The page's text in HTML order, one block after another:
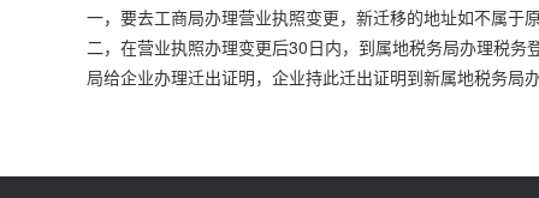
一，要去工商局办理营业执照变更，新迁移的地址如不属于
二，在营业执照办理变更后30日内，到属地税务局办理税
局给企业办理迁出证明，企业持此迁出证明到新属地税务局